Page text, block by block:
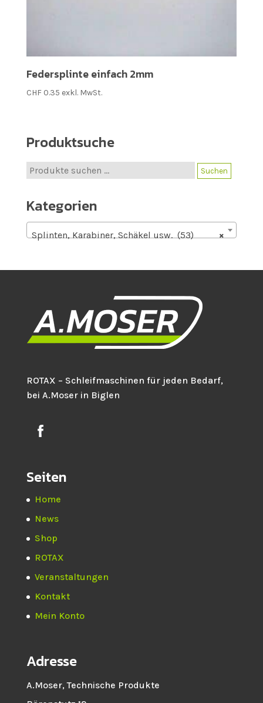
Federsplinte einfach 2mm
CHF0.35 exkl. MwSt.
Produktsuche
Suche
nach:
Suchen
Kategorien
×
Splinten, Karabiner, Schäkel usw. (53)
ROTAX – Schleifmaschinen für jeden Bedarf,
bei A.Moser in Biglen
Seiten
Home
News
Shop
ROTAX
Veranstaltungen
Kontakt
Mein Konto
Adresse
A.Moser, Technische Produkte